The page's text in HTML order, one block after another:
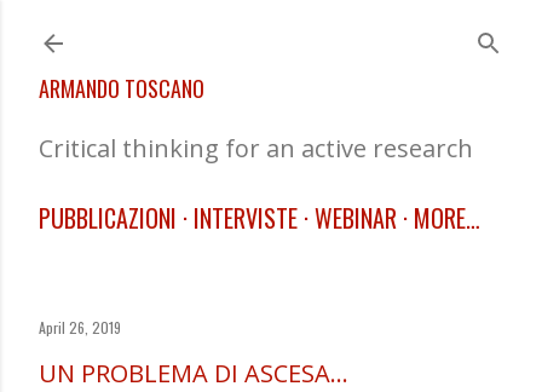
ARMANDO TOSCANO
Critical thinking for an active research
PUBBLICAZIONI INTERVISTE WEBINAR MORE…
April 26, 2019
UN PROBLEMA DI ASCESA…